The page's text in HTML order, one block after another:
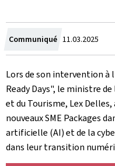
Communiqué Crée
le
11.03.2025
Lors de son intervention
Ready Days", le ministre
et du Tourisme, Lex
nouveaux SME Packages
artificielle (AI) et de la
dans leur transition